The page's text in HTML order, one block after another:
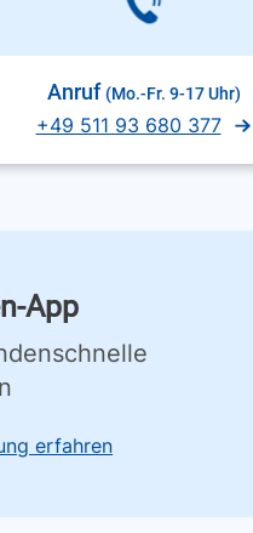
Anruf (Mo.-Fr. 9-17 Uhr)
+49 511 93 680 377
App
erfahren